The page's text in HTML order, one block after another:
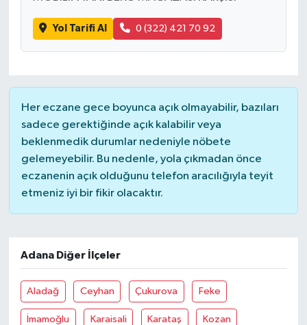
Yol Tarifi Al 0 (322) 421 70 92
Her eczane gece boyunca açık olmayabilir, bazıları
sadece gerektiğinde açık kalabilir veya
beklenmedik durumlar nedeniyle nöbete
gelemeyebilir. Bu nedenle, yola çıkmadan önce
eczanenin açık olduğunu telefon aracılığıyla teyit
etmeniz iyi bir fikir olacaktır.
Adana Diğer İlçeler
Aladağ Ceyhan Çukurova Feke
İmamoğlu Karaisali Karataş Kozan